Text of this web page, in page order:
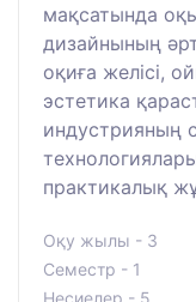
мақсатында
дизайнының
оқиға желісі,
эстетика
индустрияның
практикалық
Оқу жылы - 3
Семестр - 1
Несиелер - 5